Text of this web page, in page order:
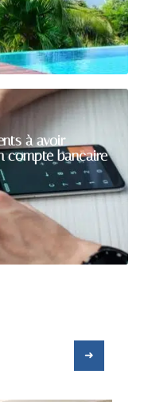
à avoir
compte bancaire